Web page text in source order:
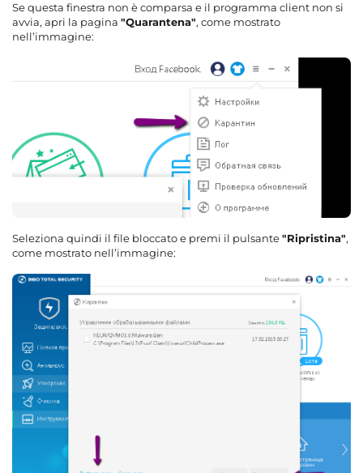
Se questa finestra non è comparsa e il programma client non si
avvia, apri la pagina "Quarantena", come mostrato
nell’immagine:
Seleziona quindi il file bloccato e premi il pulsante"Ripristina",
come mostrato nell’immagine: